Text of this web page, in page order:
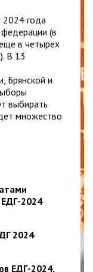
2024 года
(в
в четырех
В 13
Брянской и
выбирать
множество
2024
2024
ЕДГ-2024,